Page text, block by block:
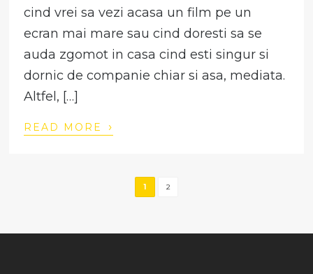
cind vrei sa vezi acasa un film pe un
ecran mai mare sau cind doresti sa se
auda zgomot in casa cind esti singur si
dornic de companie chiar si asa, mediata.
Altfel, […]
READ MORE ›
1 2